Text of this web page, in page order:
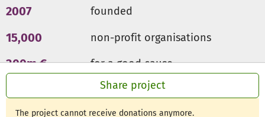
Share project
The project cannot receive donations anymore.
2007 founded
15,000 non-profit organisations
300m € for a good cause